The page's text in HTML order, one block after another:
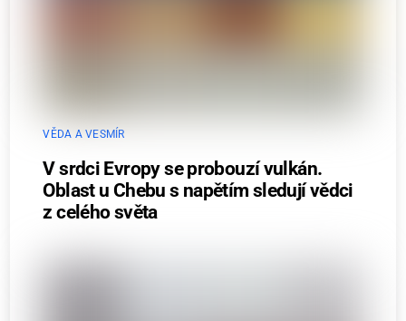
VĚDA A VESMÍR
V srdci Evropy se probouzí vulkán.
Oblast u Chebu s napětím sledují vědci
z celého světa